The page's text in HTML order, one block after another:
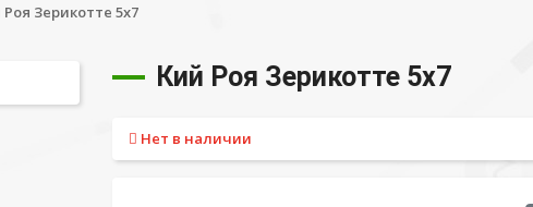
Зерикотте 5х7
Кий Роя Зерикотте 5х7
Нет в наличии